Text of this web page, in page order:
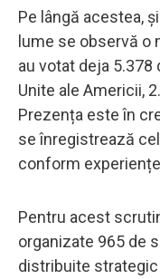
Pe lângă acestea,
lume se observă o
au votat deja
Unite ale Americii,
Prezența este în
se înregistrează
conform
Pentru acest
organizate 965 de
distribuite